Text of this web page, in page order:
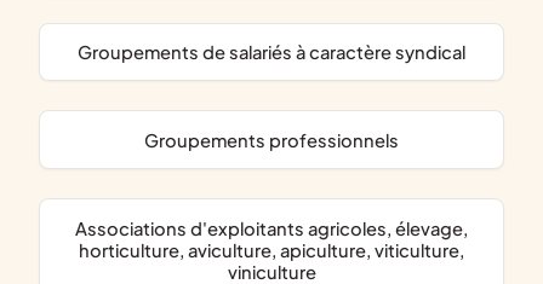
groupements de salariés à caractère syndical
groupements professionnels
associations d'exploitants agricoles, élevage,
horticulture, aviculture, apiculture, viticulture,
viniculture